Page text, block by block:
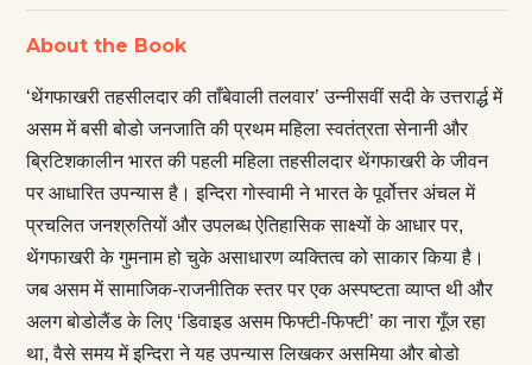
About the Book
‘थेंगफाखरी तहसीलदार की ताँबेवाली तलवार’ उन्नीसवीं सदी के उत्तरार्द्ध में
असम में बसी बोडो जनजाति की प्रथम महिला स्वतंत्रता सेनानी और
ब्रिटिशकालीन भारत की पहली महिला तहसीलदार थेंगफाखरी के जीवन
पर आधारित उपन्यास है। इन्दिरा गोस्वामी ने भारत के पूर्वोत्तर अंचल में
प्रचलित जनश्रुतियों और उपलब्ध ऐतिहासिक साक्ष्यों के आधार पर,
थेंगफाखरी के गुमनाम हो चुके असाधारण व्यक्तित्व को साकार किया है।
जब असम में सामाजिक-राजनीतिक स्तर पर एक अस्पष्टता व्याप्त थी और
अलग बोडोलैंड के लिए ‘डिवाइड असम फिफ्टी-फिफ्टी’ का नारा गूँज रहा
था, वैसे समय में इन्दिरा ने यह उपन्यास लिखकर असमिया और बोडो